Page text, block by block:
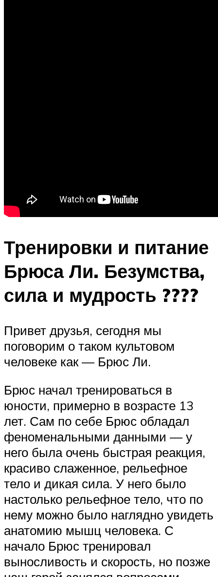
Тренировки и питание
Брюса Ли. Безумства,
сила и мудрость ????
Привет друзья, сегодня мы
поговорим о таком культовом
человеке как — Брюс Ли.
Брюс начал тренироваться в
юности, примерно в возрасте 13
лет. Сам по себе Брюс обладал
феноменальными данными — у
него была очень быстрая реакция,
красиво слаженное, рельефное
тело и дикая сила. У него было
настолько рельефное тело, что по
нему можно было наглядно увидеть
анатомию мышц человека. С
начало Брюс тренировал
выносливость и скорость, но позже